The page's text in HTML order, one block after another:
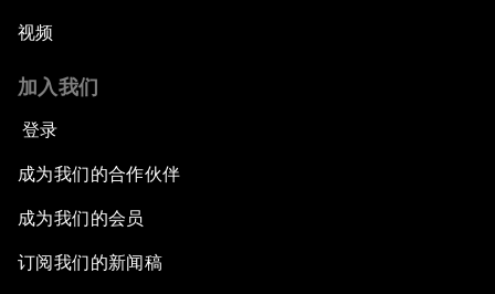
视频
加入我们
登录
成为我们的合作伙伴
成为我们的会员
订阅我们的新闻稿